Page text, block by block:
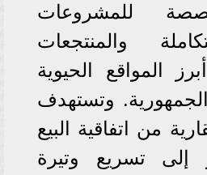
للمشروعات
والمنتجعات
المواقع الحيوية
وتستهدف
من اتفاقية البيع
إلى تسريع وتيرة